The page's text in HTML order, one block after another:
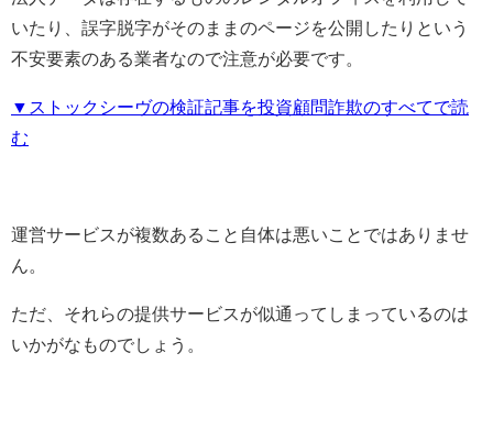
いたり、誤字脱字がそのままのページを公開したりという
不安要素のある業者なので注意が必要です。
▼ストックシーヴの検証記事を投資顧問詐欺のすべてで読
む
運営サービスが複数あること自体は悪いことではありませ
ん。
ただ、それらの提供サービスが似通ってしまっているのは
いかがなものでしょう。